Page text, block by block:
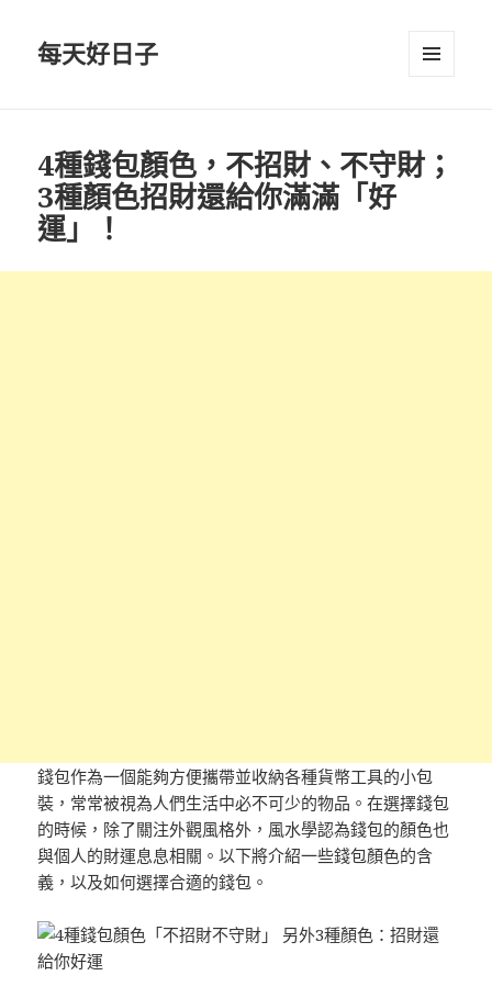
每天好日子
4種錢包顏色，不招財、不守財；
3種顏色招財還給你滿滿「好
運」！
錢包作為一個能夠方便攜帶並收納各種貨幣工具的小包
裝，常常被視為人們生活中必不可少的物品。在選擇錢包
的時候，除了關注外觀風格外，風水學認為錢包的顏色也
與個人的財運息息相關。以下將介紹一些錢包顏色的含
義，以及如何選擇合適的錢包。